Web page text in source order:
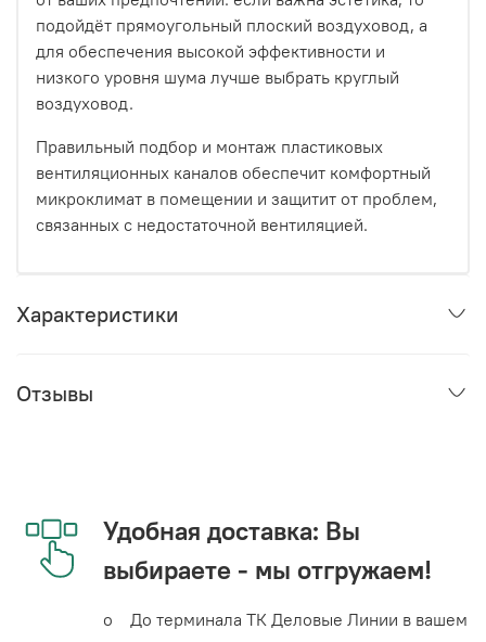
подойдёт прямоугольный плоский воздуховод, а
для обеспечения высокой эффективности и
низкого уровня шума лучше выбрать круглый
воздуховод.
Правильный подбор и монтаж пластиковых
вентиляционных каналов обеспечит комфортный
микроклимат в помещении и защитит от проблем,
связанных с недостаточной вентиляцией.
Характеристики
Отзывы
Удобная доставка: Вы
выбираете - мы отгружаем!
o До терминала ТК Деловые Линии в вашем